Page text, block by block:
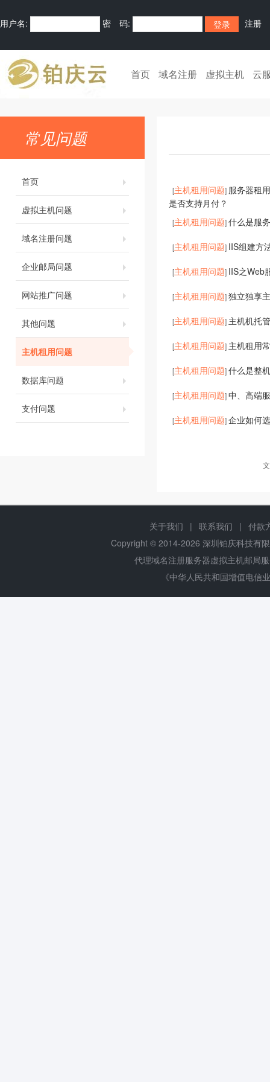
用户名: 密 码: 注册
首页 域名注册 虚拟主机 云
常见问题
首页
虚拟主机问题
域名注册问题
企业邮局问题
网站推广问题
其他问题
主机租用问题
数据库问题
支付问题
[主机租用问题] 服务器租
是否支持月付？
[主机租用问题]什么是服
[主机租用问题] IIS组建方
[主机租用问题] IIS之Web
[主机租用问题]独立独享
[主机租用问题] 主机机托
[主机租用问题] 主机租用
[主机租用问题]什么是整
[主机租用问题]中、高端
[主机租用问题]企业如何
关于我们 | 联系我们 | 付款
Copyright © 2014-2026 深圳铂庆科技有
代理域名注册服务器虚拟主机邮局
《中华人民共和国增值电信